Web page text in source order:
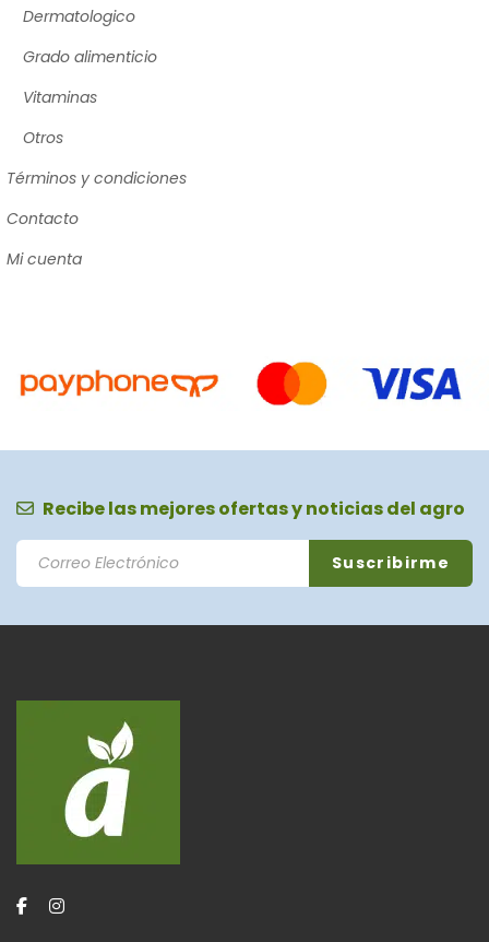
Dermatologico
Grado alimenticio
Vitaminas
Otros
Términos y condiciones
Contacto
Mi cuenta
Recibe las mejores ofertas y noticias del agro